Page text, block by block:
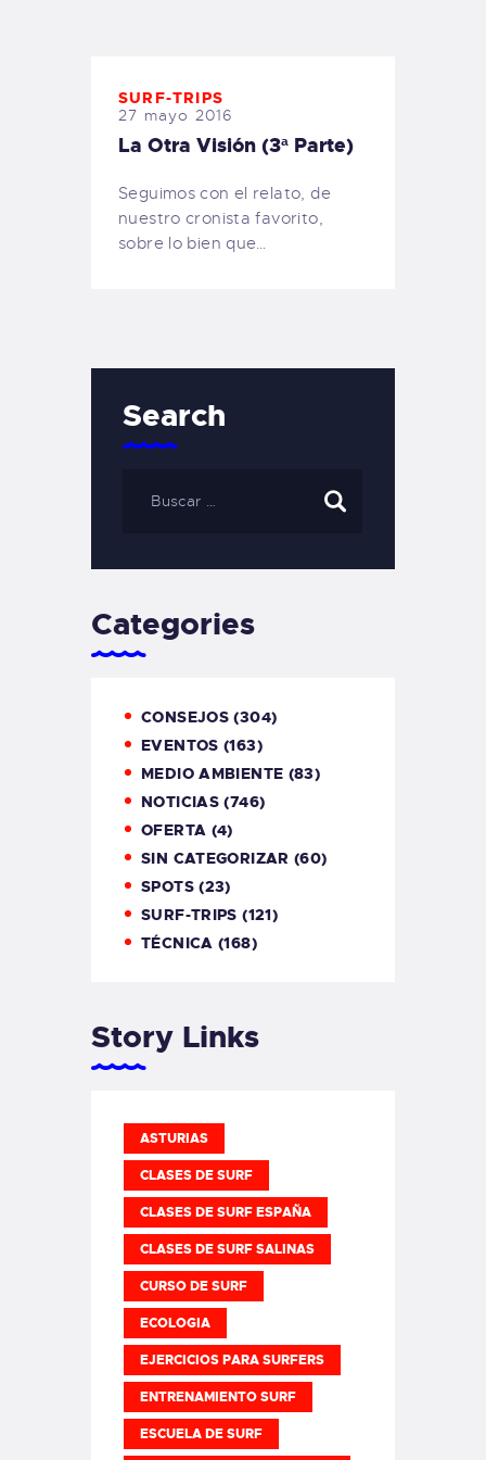
SURF-TRIPS
27 mayo 2016
La Otra Visión (3ª Parte)
Seguimos con el relato, de
nuestro cronista favorito,
sobre lo bien que…
Search
Categories
CONSEJOS (304)
EVENTOS (163)
MEDIO AMBIENTE (83)
NOTICIAS (746)
OFERTA (4)
SIN CATEGORIZAR (60)
SPOTS(23)
SURF-TRIPS (121)
TÉCNICA (168)
Story Links
ASTURIAS
CLASES DE SURF
CLASES DE SURF ESPAÑA
CLASES DE SURF SALINAS
CURSO DE SURF
ECOLOGIA
EJERCICIOS PARA SURFERS
ENTRENAMIENTO SURF
ESCUELA DE SURF